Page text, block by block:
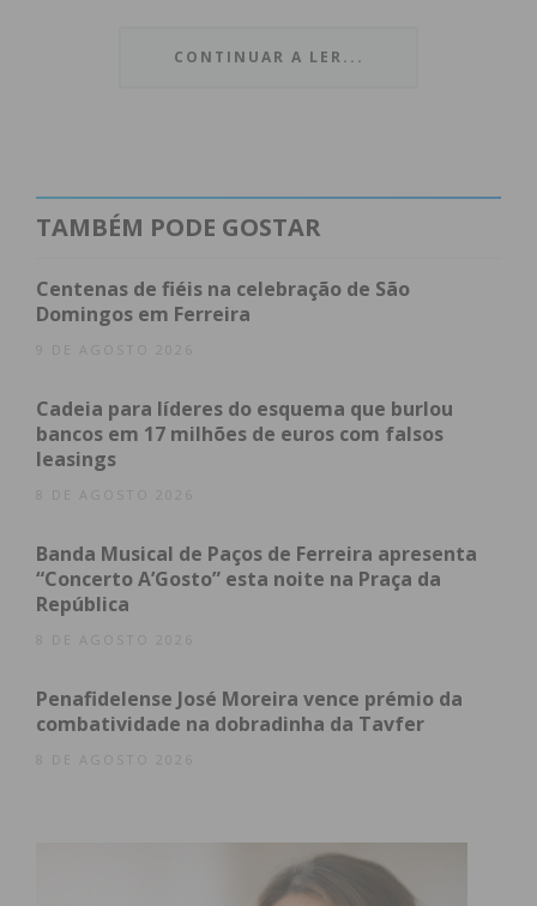
interpretação musical, como resultado da
A entrada é livre, sujeita à lotação do espaço.
elementos: Sara Meireles e Marisol Brito, nas
O ciclo CANTUSd’Alma Iluminado na Rota do
Românico, vai passar pelo Mosteiro de Pombeiro,
em Felgueiras, no Festival do Pão de Ló, no dia 2 de
local por confirmar.
Imediato
atualizada.
CONTINUAR A LER...
TAMBÉM PODE GOSTAR
Centenas de fiéis na celebração de São
Domingos em Ferreira
9 DE AGOSTO 2026
Cadeia para líderes do esquema que burlou
bancos em 17 milhões de euros com falsos
leasings
8 DE AGOSTO 2026
Banda Musical de Paços de Ferreira apresenta
“Concerto A’Gosto” esta noite na Praça da
República
8 DE AGOSTO 2026
Penafidelense José Moreira vence prémio da
combatividade na dobradinha da Tavfer
8 DE AGOSTO 2026